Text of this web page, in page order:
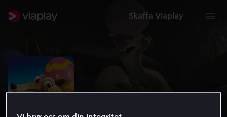
Skaffa Viaplay